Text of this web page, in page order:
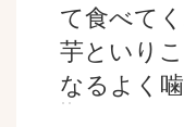
て食べて
芋といり
なるよく